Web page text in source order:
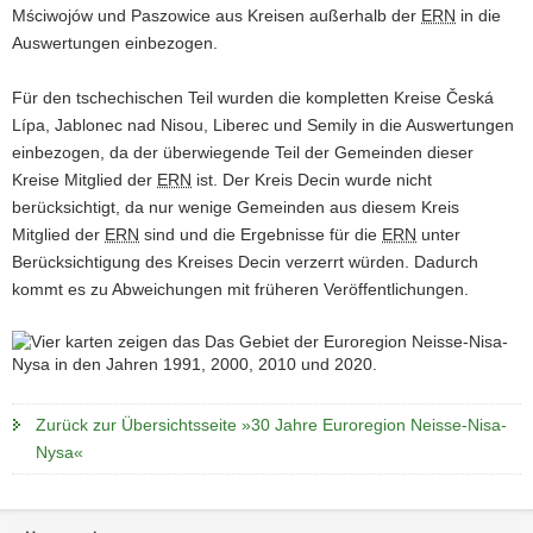
Mściwojów und Paszowice aus Kreisen außerhalb der ERN in die
Auswertungen einbezogen.
Für den tschechischen Teil wurden die kompletten Kreise Česká
Lípa, Jablonec nad Nisou, Liberec und Semily in die Auswertungen
einbezogen, da der überwiegende Teil der Gemeinden dieser
Kreise Mitglied der ERN ist. Der Kreis Decin wurde nicht
berücksichtigt, da nur wenige Gemeinden aus diesem Kreis
Mitglied der ERN sind und die Ergebnisse für die ERN unter
Berücksichtigung des Kreises Decin verzerrt würden. Dadurch
kommt es zu Abweichungen mit früheren Veröffentlichungen.
Zurück zur Übersichtsseite »30 Jahre Euroregion Neisse-Nisa-
Nysa«
Footer-